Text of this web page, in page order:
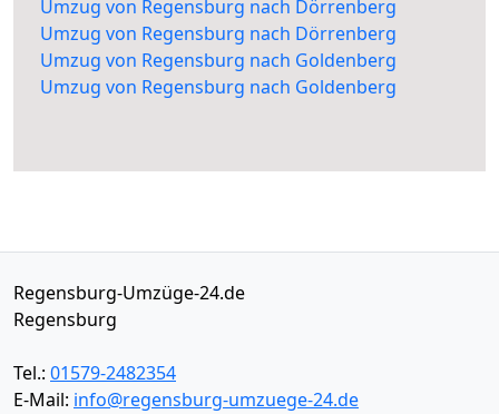
Umzug von Regensburg nach Dörrenberg
Umzug von Regensburg nach Dörrenberg
Umzug von Regensburg nach Goldenberg
Umzug von Regensburg nach Goldenberg
Regensburg-Umzüge-24.de
Regensburg
Tel.: 01579-2482354
E-Mail: info@regensburg-umzuege-24.de